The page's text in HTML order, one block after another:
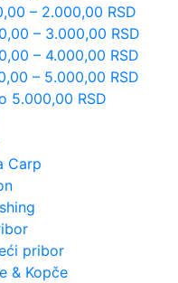
– 2.000,00 RSD
– 3.000,00 RSD
– 4.000,00 RSD
– 5.000,00 RSD
5.000,00 RSD
Carp
pribor
& Kopče